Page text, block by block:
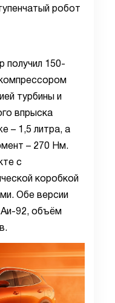
робот
получил 150-
турбины и
впрыска
– 1,5 литра, а
– 270 Нм.
с
коробкой
Обе версии
Аи-92, объём